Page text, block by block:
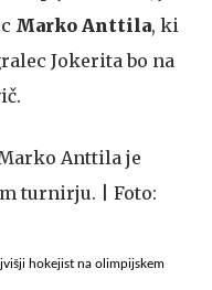
Marko Anttila, ki
Jokerita bo na
hokejist na olimpijskem